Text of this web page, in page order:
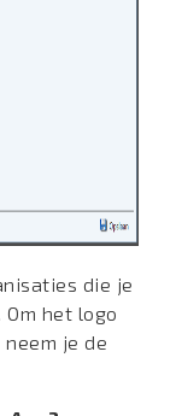
die je
het logo
je de